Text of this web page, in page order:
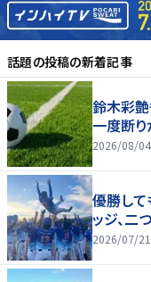
話題の投稿の新着記事
鈴木彩艶
一度断り
2026/08/
優勝して
ッジ、二
2026/07/